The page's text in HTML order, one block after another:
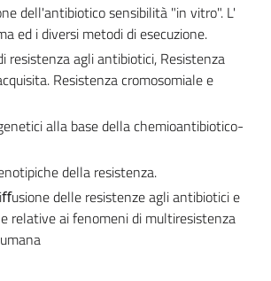
dell'antibiotico sensibilità "in vitro". L'
ed i diversi metodi di esecuzione.
resistenza agli antibiotici, Resistenza
Resistenza cromosomiale e
alla base della chemioantibiotico-
della resistenza.
delle resistenze agli antibiotici e
relative ai fenomeni di multiresistenza